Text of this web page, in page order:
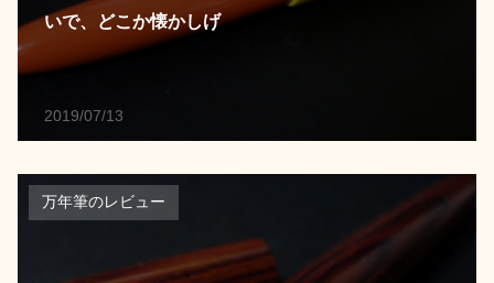
2019/07/13
いで、どこか懐かしげ
万年筆のレビュー